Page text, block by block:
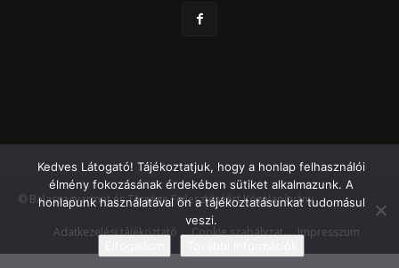
© Balassagyarmat és Térsége Fejlesztéséért Közalapítvány
Adatkezelési tájékoztató Cookie szabályzat Impresszum
Kedves Látogató! Tájékoztatjuk, hogy a honlap felhasználói
élmény fokozásának érdekében sütiket alkalmazunk. A
honlapunk használatával ön a tájékoztatásunkat tudomásul
veszi.